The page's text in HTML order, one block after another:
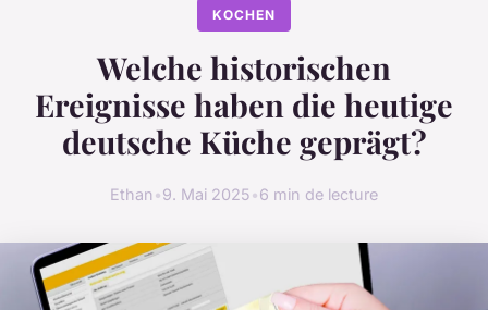
KOCHEN
Welche historischen
Ereignisse haben die heutige
deutsche Küche geprägt?
Ethan•9. Mai 2025•6 min de lecture